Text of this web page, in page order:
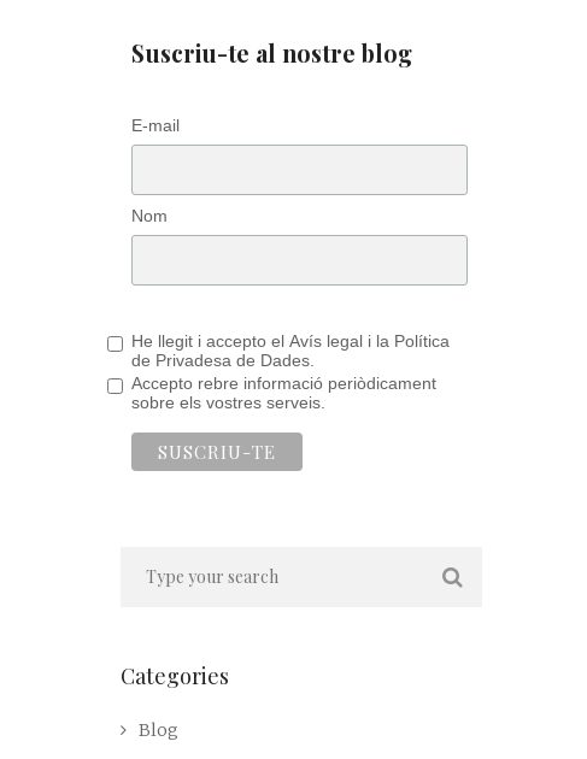
Suscriu-te al nostre blog
E-mail
Nom
He llegit i accepto el Avís legal i la Política
de Privadesa de Dades.
Accepto rebre informació periòdicament
sobre els vostres serveis.
Categories
Blog